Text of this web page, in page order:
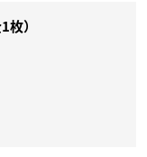
枚）